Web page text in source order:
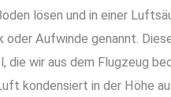
lösen und in einer
Aufwinde genannt.
die wir aus dem Flugzeug
kondensiert in der Höhe